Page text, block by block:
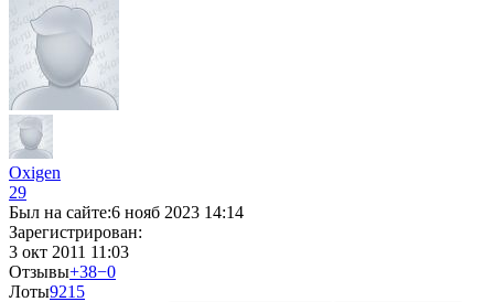
Oxigen
29
Был на сайте:6 нояб 2023 14:14
Зарегистрирован:
3 окт 2011 11:03
Отзывы+38−0
Лоты9215